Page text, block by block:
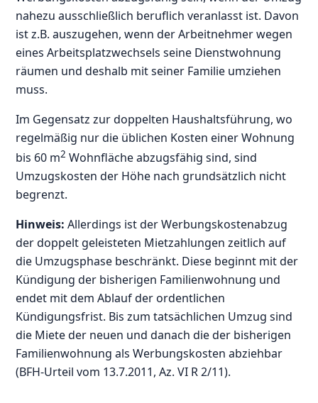
nahezu ausschließlich beruflich veranlasst ist. Davon
ist z.B. auszugehen, wenn der Arbeitnehmer wegen
eines Arbeitsplatzwechsels seine Dienstwohnung
räumen und deshalb mit seiner Familie umziehen
muss.
Im Gegensatz zur doppelten Haushaltsführung, wo
regelmäßig nur die üblichen Kosten einer Wohnung
bis 60 m2 Wohnfläche abzugsfähig sind, sind
Umzugskosten der Höhe nach grundsätzlich nicht
begrenzt.
Hinweis: Allerdings ist der Werbungskostenabzug
der doppelt geleisteten Mietzahlungen zeitlich auf
die Umzugsphase beschränkt. Diese beginnt mit der
Kündigung der bisherigen Familienwohnung und
endet mit dem Ablauf der ordentlichen
Kündigungsfrist. Bis zum tatsächlichen Umzug sind
die Miete der neuen und danach die der bisherigen
Familienwohnung als Werbungskosten abziehbar
(BFH-Urteil vom 13.7.2011, Az. VI R 2/11).